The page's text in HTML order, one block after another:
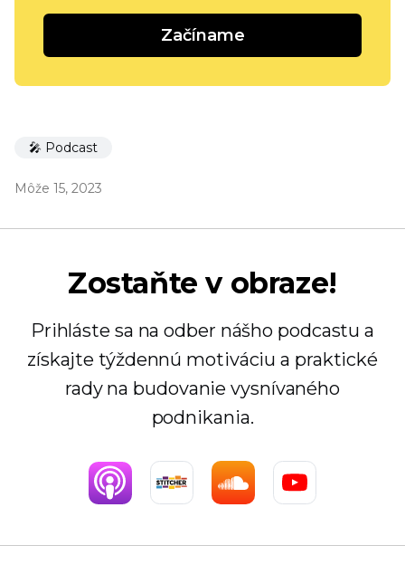
Začíname
🎤 Podcast
Môže 15, 2023
Zostaňte v obraze!
Prihláste sa na odber nášho podcastu a
získajte týždennú motiváciu a praktické
rady na budovanie vysnívaného
podnikania.